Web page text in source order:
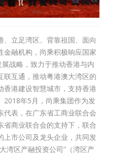
、立足湾区、背靠祖国、面向
金融机构，尚乘积极响应国家
展战略，致力于推动香港与内
联互通，推动粤港澳大湾区的
香港建设智慧城市，支持香港
2018年5月，尚乘集团作为发
代表，在广东省工商业联合会
省商业联合会的支持下，联合
上市公司及龙头企业，共同发
湾区产融投资公司”（湾区产